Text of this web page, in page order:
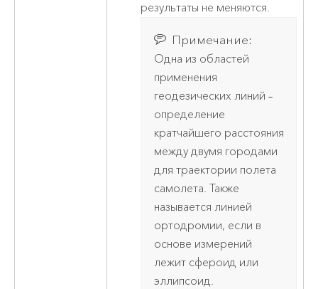
результаты не меняются.
Примечание:
Одна из областей
применения
геодезических линий –
определение
кратчайшего расстояния
между двумя городами
для траектории полета
самолета. Также
называется линией
ортодромии, если в
основе измерений
лежит сфероид или
эллипсоид.